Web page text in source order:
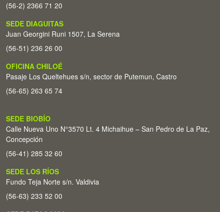
(56-2) 2366 71 20
SEDE DIAGUITAS
Juan Georgini Runi 1507, La Serena
(56-51) 236 26 00
OFICINA CHILOÉ
Pasaje Los Queltehues s/n, sector de Putemun, Castro
(56-65) 263 65 74
SEDE BIOBÍO
Calle Nueva Uno N°3570 Lt. 4 Michaihue – San Pedro de La Paz,
Concepción
(56-41) 285 32 60
SEDE LOS RÍOS
Fundo Teja Norte s/n. Valdivia
(56-63) 233 52 00